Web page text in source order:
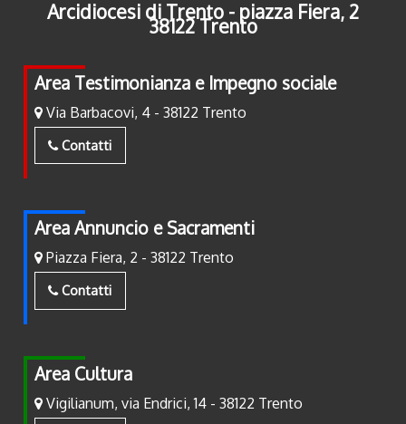
Arcidiocesi di Trento - piazza Fiera, 2
38122 Trento
Area Testimonianza e Impegno sociale
Via Barbacovi, 4 - 38122 Trento
Contatti
Area Annuncio e Sacramenti
Piazza Fiera, 2 - 38122 Trento
Contatti
Area Cultura
Vigilianum, via Endrici, 14 - 38122 Trento